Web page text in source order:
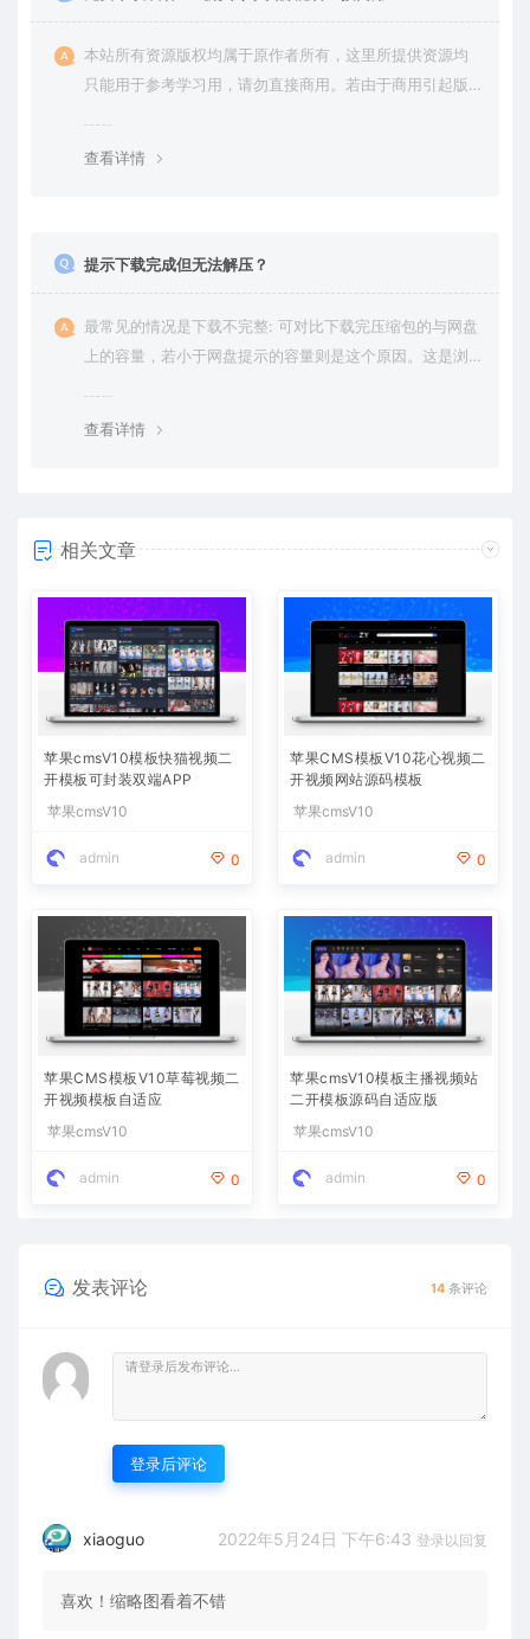
本站所有资源版权均属于原作者所有，这里所提供资源均
只能用于参考学习用，请勿直接商用。若由于商用引起版
查看详情
提示下载完成但无法解压？
最常见的情况是下载不完整: 可对比下载完压缩包的与网盘
上的容量，若小于网盘提示的容量则是这个原因。这是浏
查看详情
相关文章
苹果cmsV10模板快猫视频二
开模板可封装双端APP
苹果cmsV10
admin 0
苹果CMS模板V10花心视频二
开视频网站源码模板
苹果cmsV10
admin 0
苹果CMS模板V10草莓视频二
开视频模板自适应
苹果cmsV10
admin 0
苹果cmsV10模板主播视频站
二开模板源码自适应版
苹果cmsV10
admin 0
发表评论 14 条评论
登录后评论
xiaoguo 2022年5月24日 下午6:43 登录以回复
喜欢！缩略图看着不错